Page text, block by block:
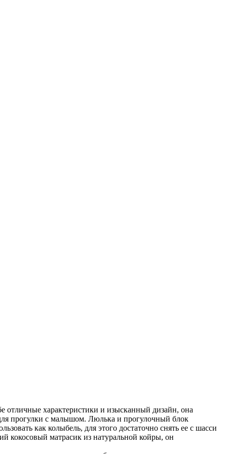
отличные характеристики и изысканный дизайн, она
прогулки с малышом. Люлька и прогулочный блок
как колыбель, для этого достаточно снять ее с шасси
кокосовый матрасик из натуральной койры, он